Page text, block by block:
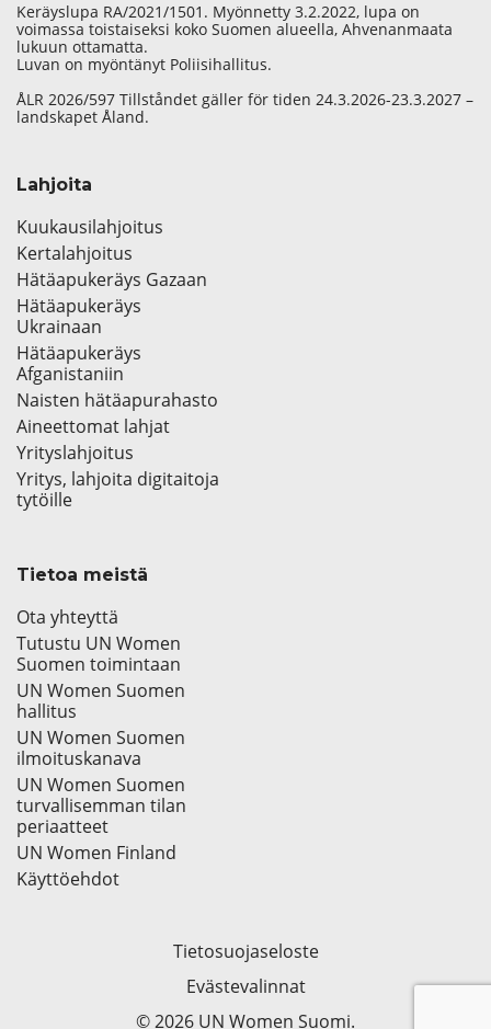
Keräyslupa RA/2021/1501. Myönnetty 3.2.2022, lupa on
voimassa toistaiseksi koko Suomen alueella, Ahvenanmaata
lukuun ottamatta.
Luvan on myöntänyt Poliisihallitus.
ÅLR 2026/597 Tillståndet gäller för tiden 24.3.2026-23.3.2027 –
landskapet Åland.
Lahjoita
Kuukausilahjoitus
Kertalahjoitus
Hätäapukeräys Gazaan
Hätäapukeräys
Ukrainaan
Hätäapukeräys
Afganistaniin
Naisten hätäapurahasto
Aineettomat lahjat
Yrityslahjoitus
Yritys, lahjoita digitaitoja
tytöille
Tietoa meistä
Ota yhteyttä
Tutustu UN Women
Suomen toimintaan
UN Women Suomen
hallitus
UN Women Suomen
ilmoituskanava
UN Women Suomen
turvallisemman tilan
periaatteet
UN Women Finland
Käyttöehdot
Tietosuojaseloste
Evästevalinnat
© 2026 UN Women Suomi.